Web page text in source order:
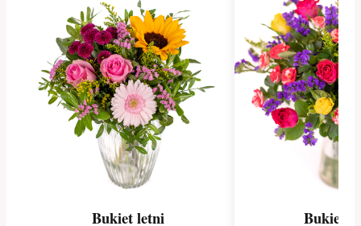
Bukiet letni Bukiet